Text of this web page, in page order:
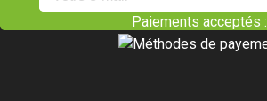
Paiements acceptés :